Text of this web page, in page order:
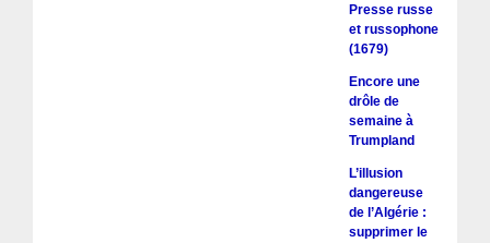
Presse russe
et russophone
(1679)
Encore une
drôle de
semaine à
Trumpland
L’illusion
dangereuse
de l’Algérie :
supprimer le